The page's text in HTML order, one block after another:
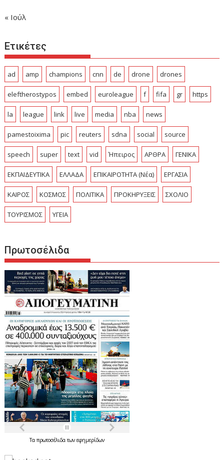
« Ιούλ
Ετικέτες
ad amp champions cnn de drone drones
eleftherostypos embed euroleague f fifa gr https
la league link live media nba news
pamestoixima pic reuters sdna social source
speech super text vid Ήπειρος ΑΡΘΡΑ ΓΕΝΙΚΑ
ΕΚΠΑΙΔΕΥΤΙΚΑ ΕΛΛΑΔΑ ΕΠΙΚΑΙΡΟΤΗΤΑ (Νέα) ΕΡΓΑΣΙΑ
ΚΑΙΡΟΣ ΚΟΣΜΟΣ ΠΟΛΙΤΙΚΑ ΠΡΟΚΗΡΥΞΕΙΣ ΣΧΟΛΙΟ
ΤΟΥΡΙΣΜΟΣ ΥΓΕΙΑ
Πρωτοσέλιδα
Ταπρωτοσέλιδατωνεφημερίδων